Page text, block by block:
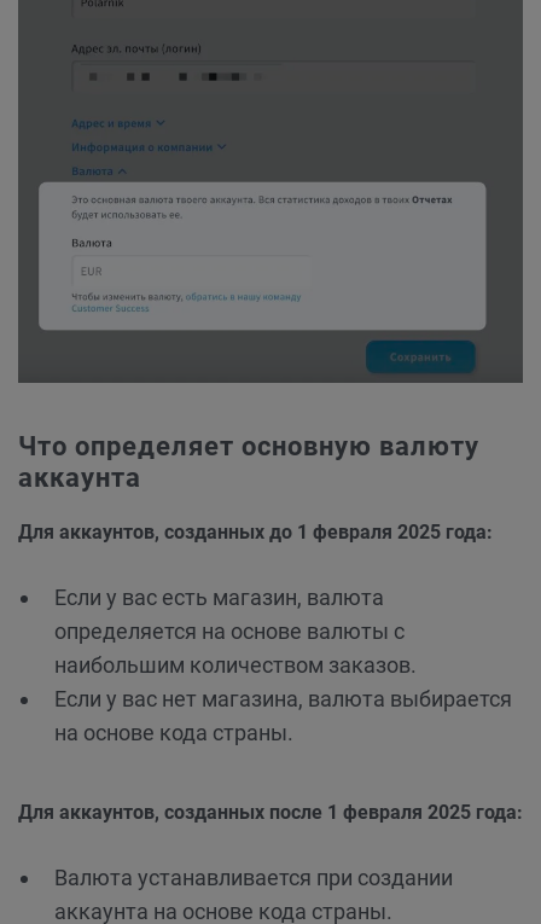
Что определяет основную валюту
аккаунта
Для аккаунтов, созданных до 1 февраля 2025 года:
Если у вас есть магазин, валюта
определяется на основе валюты с
наибольшим количеством заказов.
Если у вас нет магазина, валюта выбирается
на основе кода страны.
Для аккаунтов, созданных после 1 февраля 2025 года:
Валюта устанавливается при создании
аккаунта на основе кода страны.